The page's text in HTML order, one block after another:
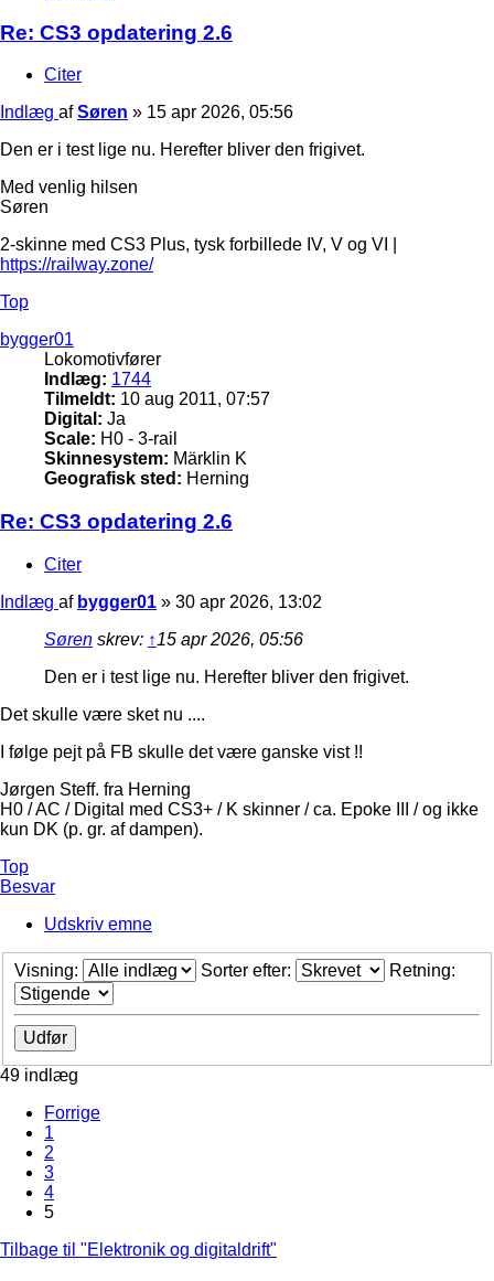
Re: CS3 opdatering 2.6
Citer
Indlæg afSøren » 15 apr 2026, 05:56
Den er i test lige nu. Herefter bliver den frigivet.
Med venlig hilsen
Søren
2-skinne med CS3 Plus, tysk forbillede IV, V og VI |
https://railway.zone/
Top
bygger01
Lokomotivfører
Indlæg: 1744
Tilmeldt: 10 aug 2011, 07:57
Digital: Ja
Scale: H0 - 3-rail
Skinnesystem: Märklin K
Geografisk sted: Herning
Re: CS3 opdatering 2.6
Citer
Indlæg af bygger01 » 30 apr 2026, 13:02
Søren skrev: ↑15 apr 2026, 05:56
Den er i test lige nu. Herefter bliver den frigivet.
Det skulle være sket nu ....
I følge pejt på FB skulle det være ganske vist !!
Jørgen Steff. fra Herning
H0 / AC / Digital med CS3+ / K skinner / ca. Epoke III / og ikke
kun DK (p. gr. af dampen).
Top
Besvar
Udskriv emne
Visning: Sorter efter: Retning:
49 indlæg
Forrige
1
2
3
4
5
Tilbage til "Elektronik og digitaldrift"